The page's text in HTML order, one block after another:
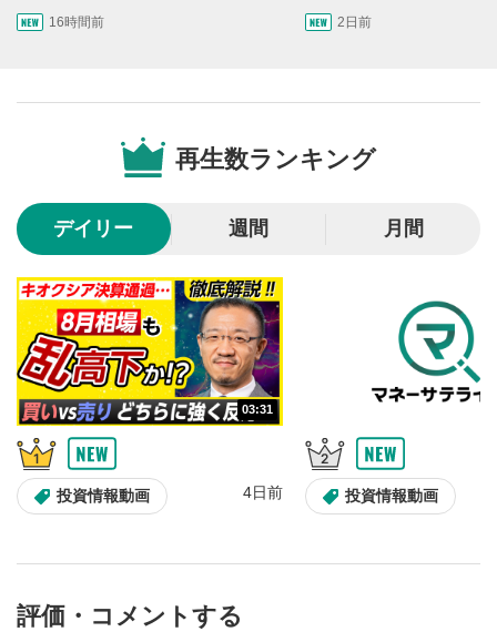
2
操作メニュー
再生/一時停止
動画を再生または一時停止します。
10秒戻し/10秒送り
10秒、動画を巻き戻し/早送りします。
シークバー
再生位置を示しています。再生したい位置をクリック
するとその位置から動画が再生されます。
6
画質/再生速度の設定
画質の選択/再生速度の変更ができます。
7
音量調整
スライダーを上下すると音量が調整できます。
8
全画面表示
16時間前 2日前
再生数ランキング
デイリー 週間 月間
03:31
投資情報動画 4日前 投資情報動画
評価・コメントする